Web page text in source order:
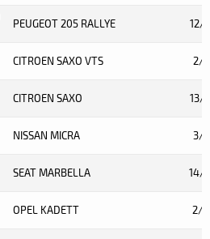
PEUGEOT 205 RALLYE 12/
CITROEN SAXO VTS 2/1
CITROEN SAXO 13/
NISSAN MICRA 3/1
SEAT MARBELLA 14/
OPEL KADETT 2/5